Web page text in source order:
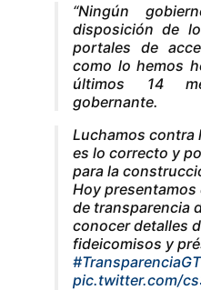
“Ningún
disposición de
portales de
como lo hemos
últimos 14
gobernante.
Luchamos contra
es lo correcto y
para la
Hoy
de transparencia
conocer detalles
fideicomisos y
#TransparenciaGT
pic.twitter.com/